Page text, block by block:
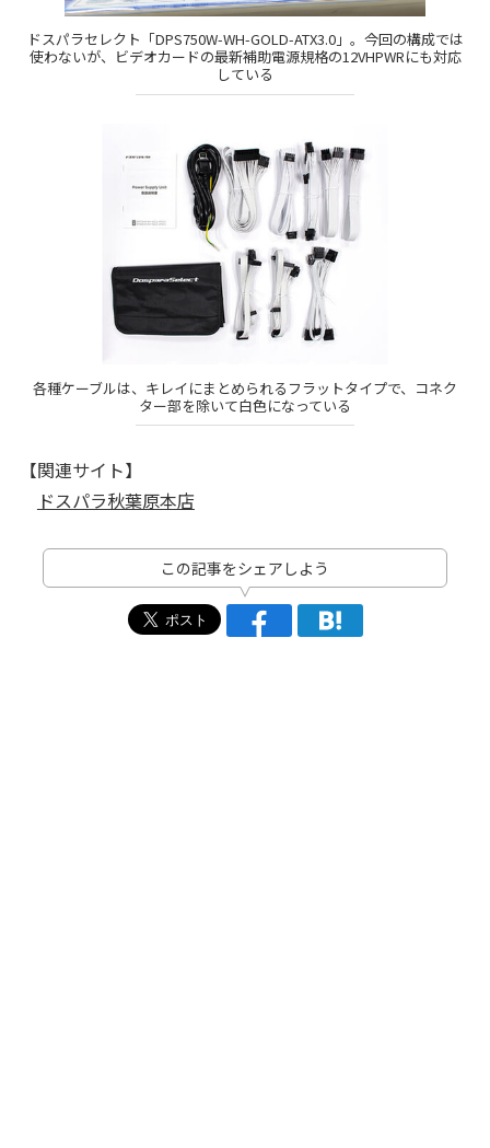
ドスパラセレクト「DPS750W-WH-GOLD-ATX3.0」。今回の構成では
使わないが、ビデオカードの最新補助電源規格の12VHPWRにも対応
している
各種ケーブルは、キレイにまとめられるフラットタイプで、コネク
ター部を除いて白色になっている
【関連サイト】
ドスパラ秋葉原本店
この記事をシェアしよう